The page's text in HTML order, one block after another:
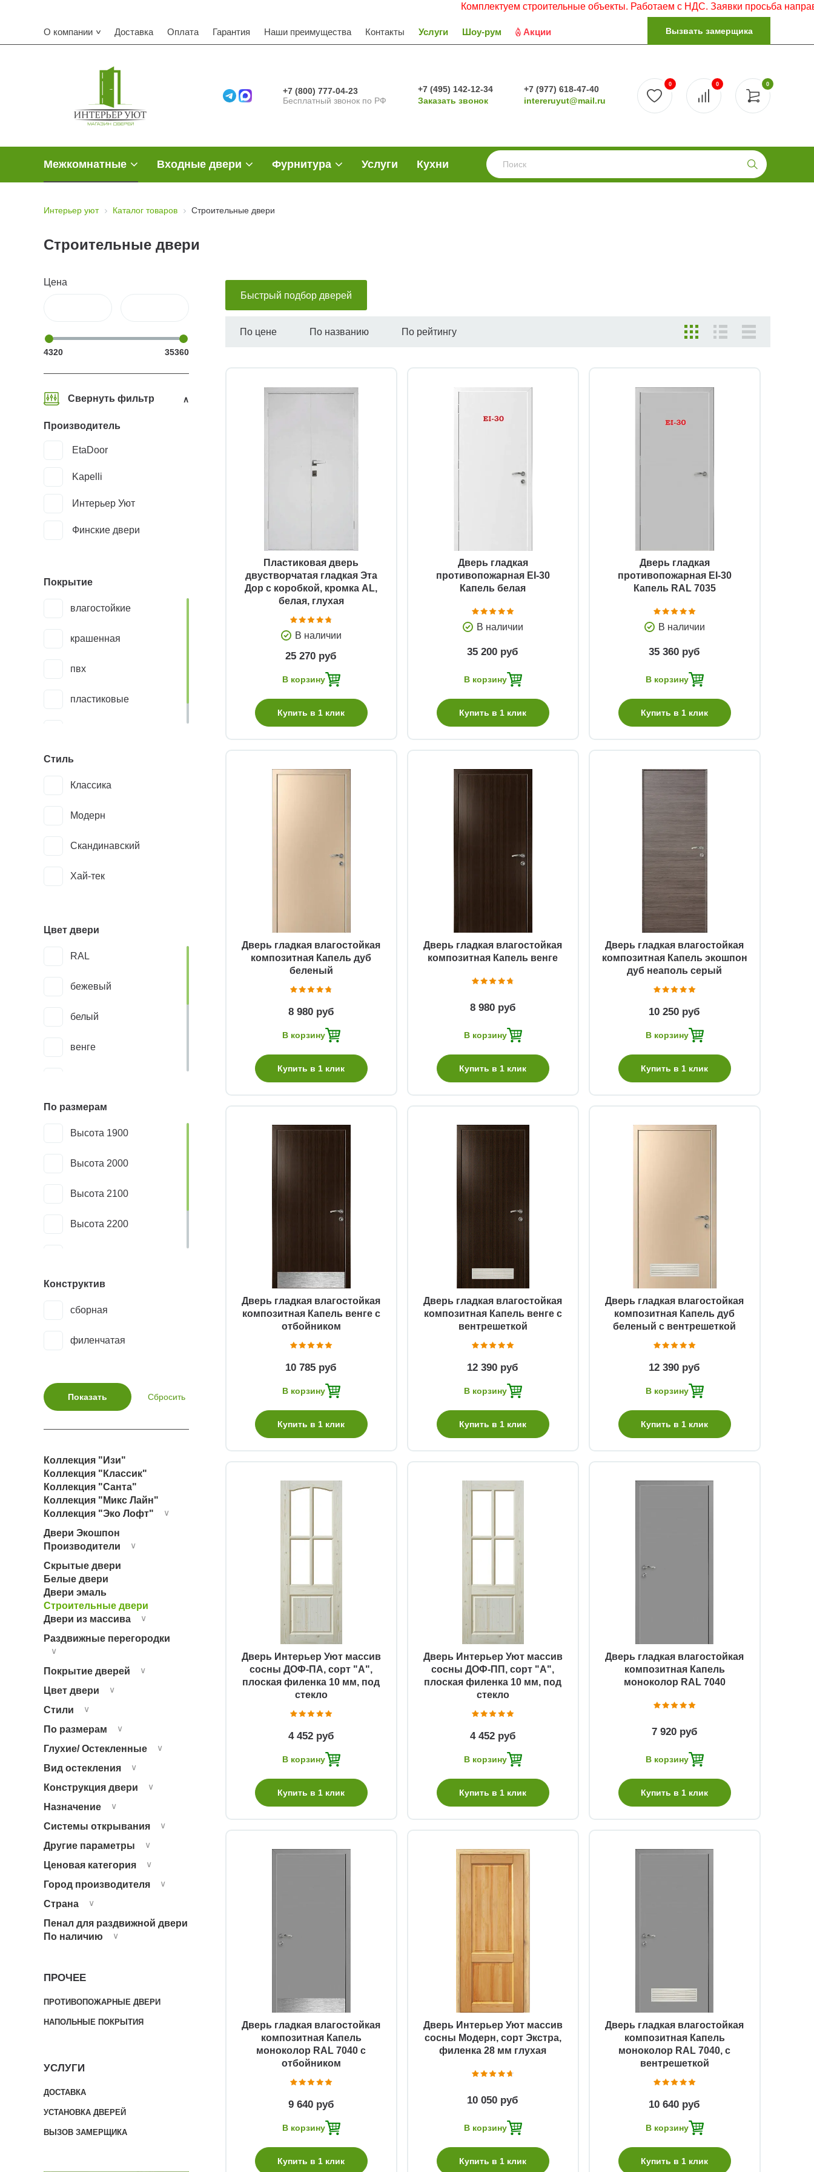
Комплектуем строительные объекты. Работаем с НДС. Заявки просьба направлять на
О компании Доставка Оплата Гарантия Наши преимущества Контакты Услуги Шоу-рум Акции Вызвать замерщика
+7 (800) 777-04-23
Бесплатный звонок по РФ
+7 (495) 142-12-34
Заказать звонок
+7 (977) 618-47-40
intereruyut@mail.ru
0
0 0
Межкомнатные Входные двери Фурнитура Услуги Кухни
Интерьер уют Каталог товаров Строительные двери
Строительные двери
Цена
4320 35360
Свернуть фильтр
Производитель
EtaDoor
Kapelli
Интерьер Уют
Финские двери
Покрытие
влагостойкие
крашенная
пвх
пластиковые
Стиль
Классика
Модерн
Скандинавский
Хай-тек
Цвет двери
RAL
бежевый
белый
венге
коричневый
светлые
темные
цветные
По размерам
Высота 1900
Высота 2000
Высота 2100
Высота 2200
Стандарт
Конструктив
сборная
филенчатая
Коллекция "Изи"
Коллекция "Классик"
Коллекция "Санта"
Коллекция "Микс Лайн"
Коллекция "Эко Лофт"
∨
Двери Экошпон
Производители
∨
Скрытые двери
Белые двери
Двери эмаль
Строительные двери
Двери из массива
∨
Раздвижные перегородки
∨
Покрытие дверей ∨
Цвет двери ∨
Стили ∨
По размерам ∨
Глухие/ Остекленные ∨
Вид остекления ∨
Конструкция двери ∨
Назначение ∨
Системы открывания ∨
Другие параметры ∨
Ценовая категория ∨
Город производителя ∨
Страна ∨
Пенал для раздвижной двери
По наличию
∨
ПРОЧЕЕ
ПРОТИВОПОЖАРНЫЕ ДВЕРИ
НАПОЛЬНЫЕ ПОКРЫТИЯ
УСЛУГИ
ДОСТАВКА
УСТАНОВКА ДВЕРЕЙ
ВЫЗОВ ЗАМЕРЩИКА
Быстрый подбор дверей
По цене По названию По рейтингу
Пластиковая дверь
двустворчатая гладкая Эта
Дор с коробкой, кромка AL,
белая, глухая
В наличии
25 270 руб
В корзину
Купить в 1 клик
Дверь гладкая
противопожарная EI-30
Капель белая
В наличии
35 200 руб
В корзину
Купить в 1 клик
Дверь гладкая
противопожарная EI-30
Капель RAL 7035
В наличии
35 360 руб
В корзину
Купить в 1 клик
Дверь гладкая влагостойкая
композитная Капель дуб
беленый
8 980 руб
В корзину
Купить в 1 клик
Дверь гладкая влагостойкая
композитная Капель венге
8 980 руб
В корзину
Купить в 1 клик
Дверь гладкая влагостойкая
композитная Капель экошпон
дуб неаполь серый
Быстрый просмотр
10 250 руб
В корзину
Купить в 1 клик
Дверь гладкая влагостойкая
композитная Капель венге с
отбойником
10 785 руб
В корзину
Купить в 1 клик
Дверь гладкая влагостойкая
композитная Капель венге с
вентрешеткой
Быстрый просмотр
12 390 руб
В корзину
Купить в 1 клик
Дверь гладкая влагостойкая
композитная Капель дуб
беленый с вентрешеткой
12 390 руб
В корзину
Купить в 1 клик
Дверь Интерьер Уют массив
сосны ДОФ-ПА, сорт "А",
плоская филенка 10 мм, под
стекло
Быстрый просмотр
4 452 руб
В корзину
Купить в 1 клик
Дверь Интерьер Уют массив
сосны ДОФ-ПП, сорт "А",
плоская филенка 10 мм, под
стекло
Быстрый просмотр
4 452 руб
В корзину
Купить в 1 клик
Дверь гладкая влагостойкая
композитная Капель
моноколор RAL 7040
7 920 руб
В корзину
Купить в 1 клик
Дверь гладкая влагостойкая
композитная Капель
моноколор RAL 7040 с
отбойником
9 640 руб
В корзину
Купить в 1 клик
Дверь Интерьер Уют массив
сосны Модерн, сорт Экстра,
филенка 28 мм глухая
Быстрый просмотр
10 050 руб
В корзину
Купить в 1 клик
Дверь гладкая влагостойкая
композитная Капель
моноколор RAL 7040, с
вентрешеткой
10 640 руб
В корзину
Купить в 1 клик